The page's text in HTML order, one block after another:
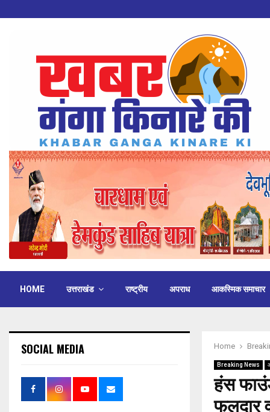
HOME उत्तराखंड राष्ट्रीय अपराध आकस्मिक समाचार
Home
Breaking News
हंस
SOCIAL MEDIA